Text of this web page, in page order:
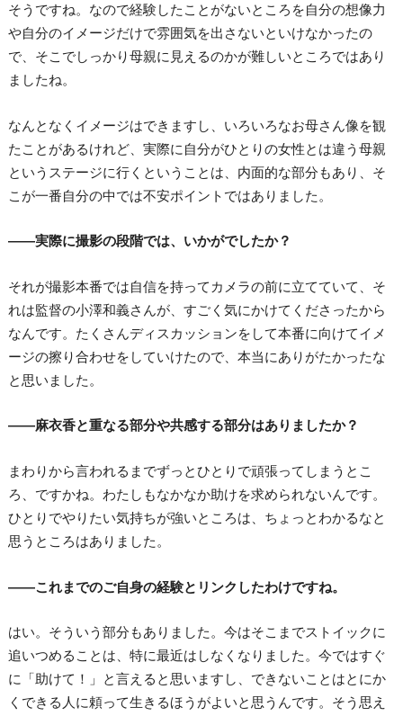
そうですね。なので経験したことがないところを自分の想像力
や自分のイメージだけで雰囲気を出さないといけなかったの
で、そこでしっかり母親に見えるのかが難しいところではあり
ましたね。
なんとなくイメージはできますし、いろいろなお母さん像を観
たことがあるけれど、実際に自分がひとりの女性とは違う母親
というステージに行くということは、内面的な部分もあり、そ
こが一番自分の中では不安ポイントではありました。
――実際に撮影の段階では、いかがでしたか？
それが撮影本番では自信を持ってカメラの前に立てていて、そ
れは監督の小澤和義さんが、すごく気にかけてくださったから
なんです。たくさんディスカッションをして本番に向けてイメ
ージの擦り合わせをしていけたので、本当にありがたかったな
と思いました。
――麻衣香と重なる部分や共感する部分はありましたか？
まわりから言われるまでずっとひとりで頑張ってしまうとこ
ろ、ですかね。わたしもなかなか助けを求められないんです。
ひとりでやりたい気持ちが強いところは、ちょっとわかるなと
思うところはありました。
――これまでのご自身の経験とリンクしたわけですね。
はい。そういう部分もありました。今はそこまでストイックに
追いつめることは、特に最近はしなくなりました。今ではすぐ
に「助けて！」と言えると思いますし、できないことはとにか
くできる人に頼って生きるほうがよいと思うんです。そう思え